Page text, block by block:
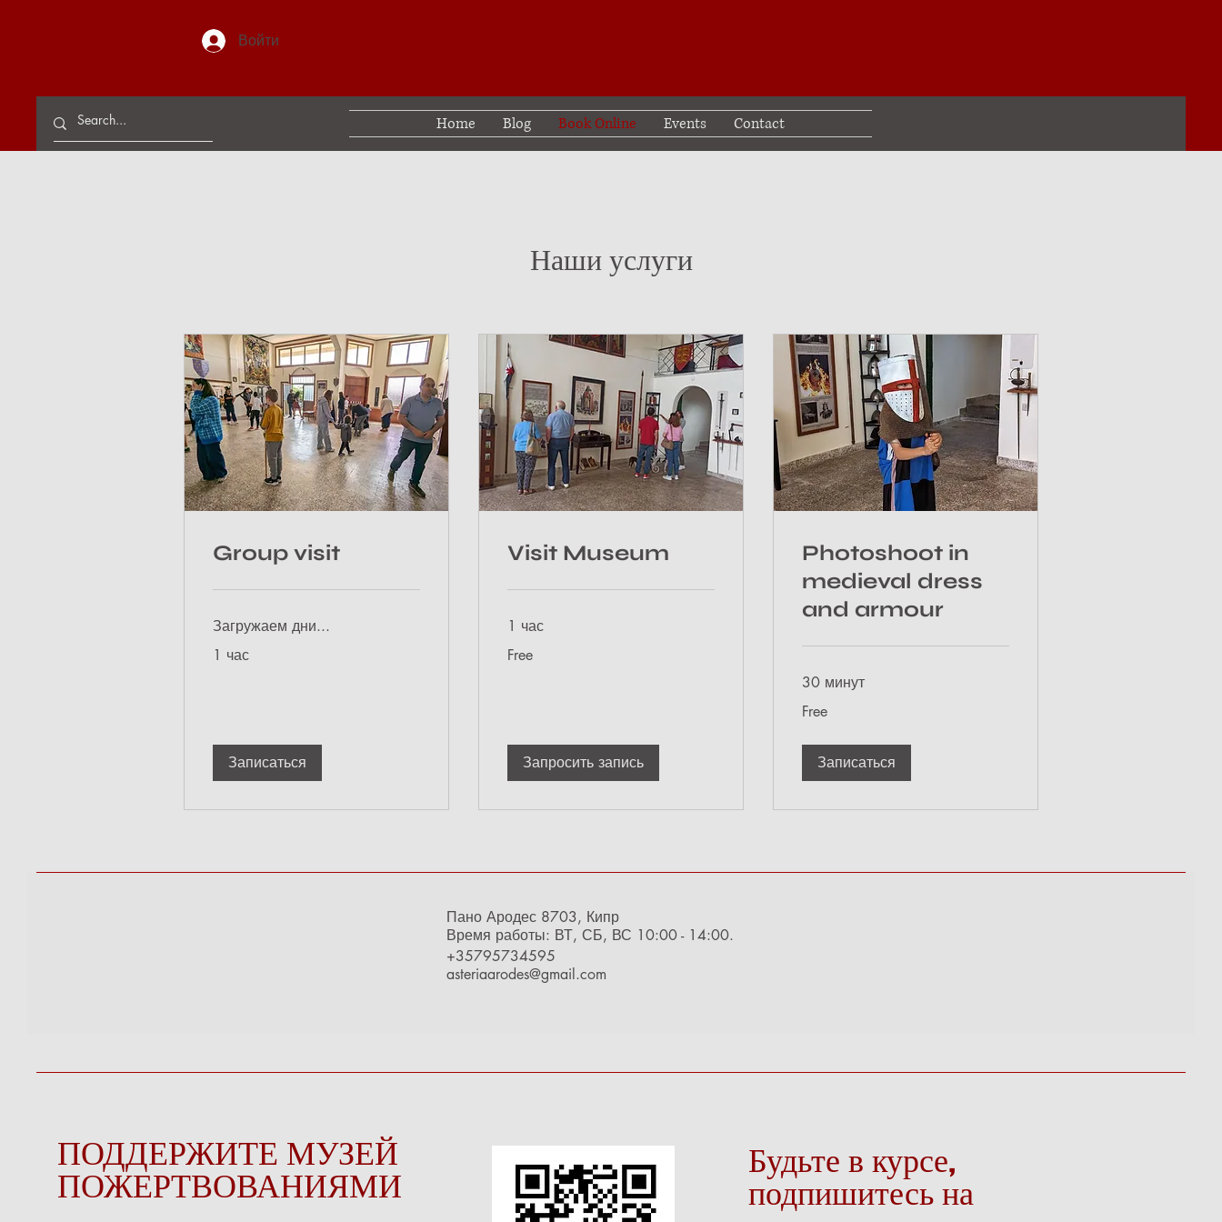
Войти
Home Blog Book Online Events Contact
Наши услуги
Group visit
Загружаем дни...
1 час
Записаться
Visit Museum
1 час
Free
Запросить запись
Photoshoot in
medieval dress
and armour
30 минут
Free
Записаться
Пано Ародес 8703, Кипр
Время работы: ВТ, СБ, ВС 10:00 - 14:00.
+35795734595
asteriaarodes@gmail.com
ПОДДЕРЖИТЕ МУЗЕЙ
ПОЖЕРТВОВАНИЯМИ
Будьте в курсе,
подпишитесь на